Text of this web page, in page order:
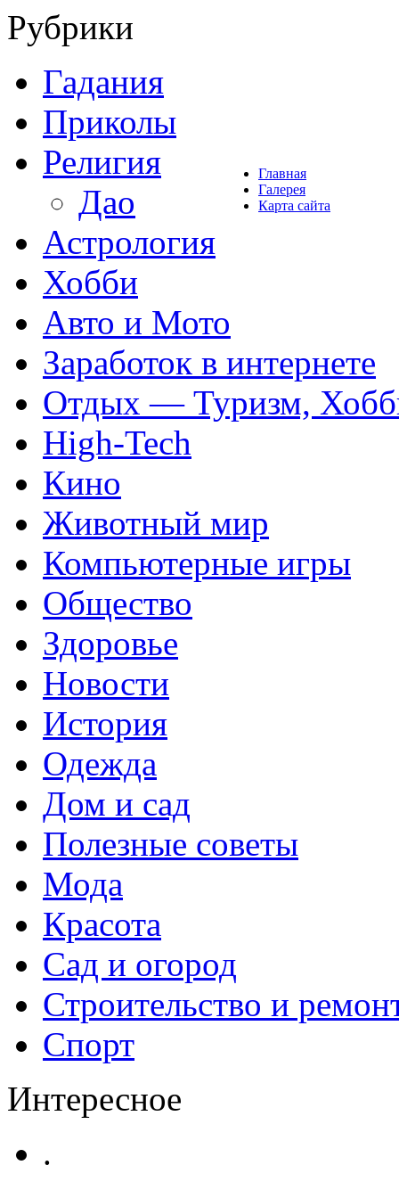
Главная
Галерея
Карта сайта
Рубрики
Гадания
Приколы
Религия
Дао
Астрология
Хобби
Авто и Мото
Заработок в интернете
Отдых — Туризм,
High-Tech
Кино
Животный мир
Компьютерные игры
Общество
Здоровье
Новости
История
Одежда
Дом и сад
Полезные советы
Мода
Красота
Сад и огород
Строительство и
Спорт
Интересное
.